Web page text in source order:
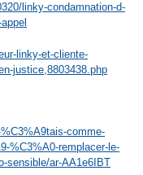
linky-condamnation-d-
linky-et-cliente-
justice,8803438.php
comme-
%C3%A0-remplacer-le-
sensible/ar-AA1e6IBT